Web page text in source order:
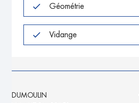
Géométrie
Vidange
DUMOULIN